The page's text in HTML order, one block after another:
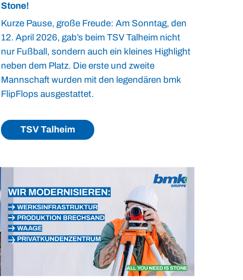
Stone!
Kurze Pause, große Freude: Am Sonntag, den
12. April 2026, gab’s beim TSV Talheim nicht
nur Fußball, sondern auch ein kleines Highlight
neben dem Platz. Die erste und zweite
Mannschaft wurden mit den legendären bmk
FlipFlops ausgestattet.
TSV Talheim